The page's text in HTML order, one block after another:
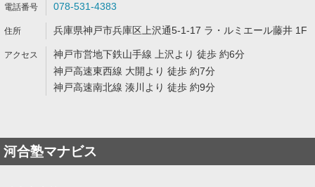
078-531-4383
兵庫県神戸市兵庫区上沢通5-1-17 ラ・ルミエール藤井 1F
神戸市営地下鉄山手線 上沢より 徒歩 約6分
神戸高速東西線 大開より 徒歩 約7分
神戸高速南北線 湊川より 徒歩 約9分
河合塾マナビス